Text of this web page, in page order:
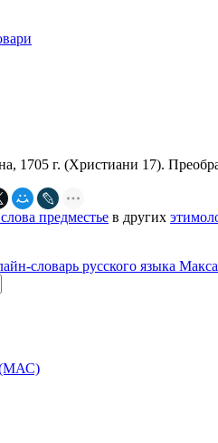
1705 г. (Христиани 17).
предместье в других
словарь русского языка
(МАС)